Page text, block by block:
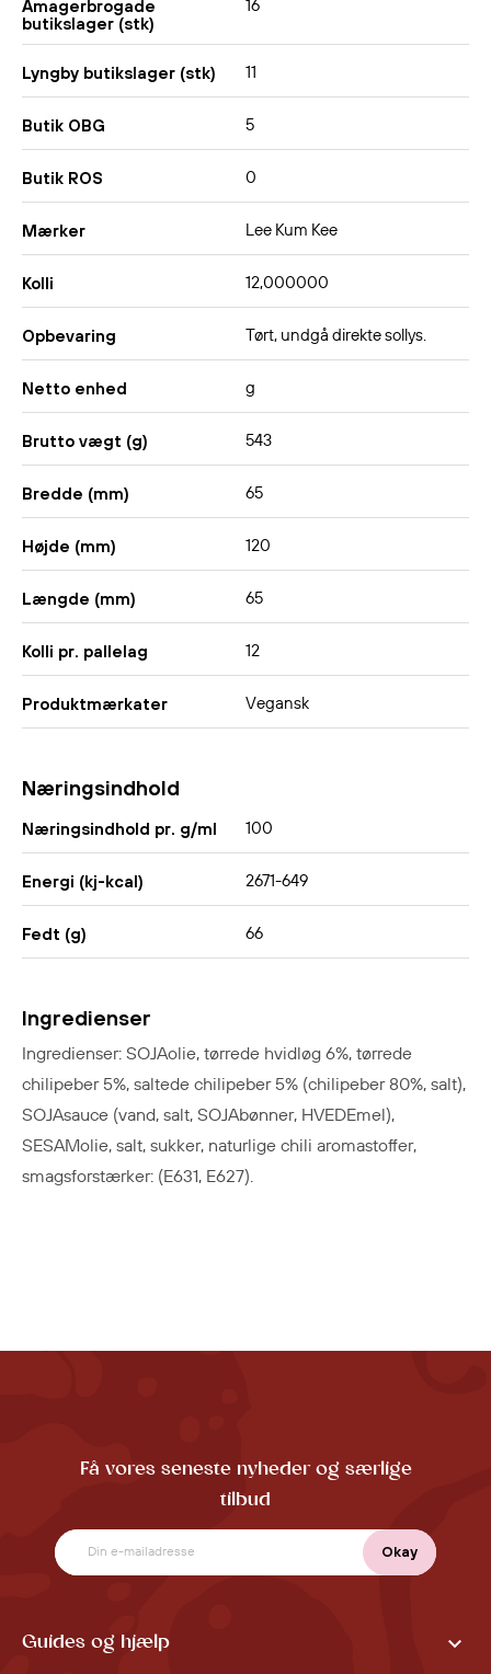
Amagerbrogade
butikslager (stk)
16
Lyngby butikslager (stk) 11
Butik OBG 5
Butik ROS 0
Mærker Lee Kum Kee
Kolli 12,000000
Opbevaring Tørt, undgå direkte sollys.
Netto enhed g
Brutto vægt (g) 543
Bredde (mm) 65
Højde (mm) 120
Længde (mm) 65
Kolli pr. pallelag 12
Produktmærkater Vegansk
Næringsindhold
Næringsindhold pr. g/ml 100
Energi (kj-kcal) 2671-649
Fedt (g) 66
Ingredienser
Ingredienser: SOJAolie, tørrede hvidløg 6%, tørrede
chilipeber 5%, saltede chilipeber 5% (chilipeber 80%, salt),
SOJAsauce (vand, salt, SOJAbønner, HVEDEmel),
SESAMolie, salt, sukker, naturlige chili aromastoffer,
smagsforstærker: (E631, E627).
Få vores seneste nyheder og særlige
tilbud
Guides og hjælp 